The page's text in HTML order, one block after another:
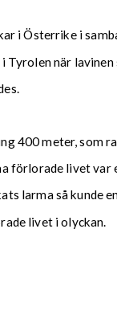
i Österrike i
när
400 meter, som
förlorade livet var
larma så kunde
livet i olyckan.